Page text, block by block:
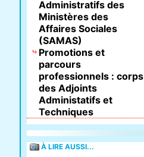
Administratifs des
Ministères des
Affaires Sociales
(SAMAS)
Promotions et
parcours
professionnels : corps
des Adjoints
Administatifs et
Techniques
À LIRE AUSSI...